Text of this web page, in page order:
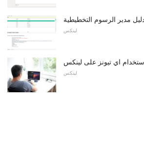
لينكس
اي تيونز على لينكس
لينكس